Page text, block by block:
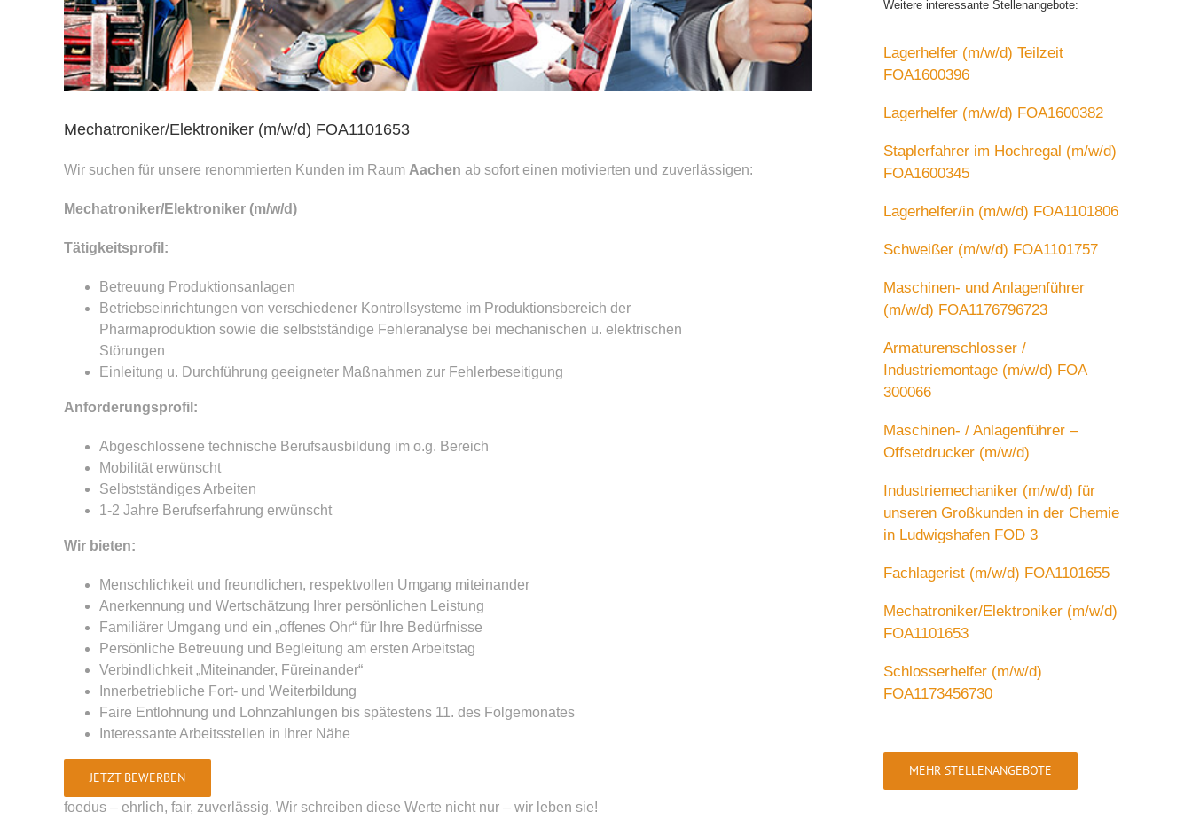
Mechatroniker/Elektroniker (m/w/d) FOA1101653
Wir suchen für unsere renommierten Kunden im Raum Aachen ab sofort einen motivierten und zuverlässigen:
Mechatroniker/Elektroniker (m/w/d)
Tätigkeitsprofil:
Betreuung Produktionsanlagen
Betriebseinrichtungen von verschiedener Kontrollsysteme im Produktionsbereich der
Pharmaproduktion sowie die selbstständige Fehleranalyse bei mechanischen u. elektrischen
Störungen
Einleitung u. Durchführung geeigneter Maßnahmen zur Fehlerbeseitigung
Anforderungsprofil:
Abgeschlossene technische Berufsausbildung im o.g. Bereich
Mobilität erwünscht
Selbstständiges Arbeiten
1-2 Jahre Berufserfahrung erwünscht
Wir bieten:
Menschlichkeit und freundlichen, respektvollen Umgang miteinander
Anerkennung und Wertschätzung Ihrer persönlichen Leistung
Familiärer Umgang und ein „offenes Ohr“ für Ihre Bedürfnisse
Persönliche Betreuung und Begleitung am ersten Arbeitstag
Verbindlichkeit „Miteinander, Füreinander“
Innerbetriebliche Fort- und Weiterbildung
Faire Entlohnung und Lohnzahlungen bis spätestens 11. des Folgemonates
Interessante Arbeitsstellen in Ihrer Nähe
JETZT BEWERBEN
foedus – ehrlich, fair, zuverlässig. Wir schreiben diese Werte nicht nur – wir leben sie!
Weitere interessante Stellenangebote:
Lagerhelfer (m/w/d) Teilzeit
FOA1600396
Lagerhelfer (m/w/d) FOA1600382
Staplerfahrer im Hochregal (m/w/d)
FOA1600345
Lagerhelfer/in (m/w/d) FOA1101806
Schweißer (m/w/d) FOA1101757
Maschinen- und Anlagenführer
(m/w/d) FOA1176796723
Armaturenschlosser /
Industriemontage (m/w/d) FOA
300066
Maschinen- / Anlagenführer –
Offsetdrucker (m/w/d)
Industriemechaniker (m/w/d) für
unseren Großkunden in der Chemie
in Ludwigshafen FOD 3
Fachlagerist (m/w/d) FOA1101655
Mechatroniker/Elektroniker (m/w/d)
FOA1101653
Schlosserhelfer (m/w/d)
FOA1173456730
MEHR STELLENANGEBOTE